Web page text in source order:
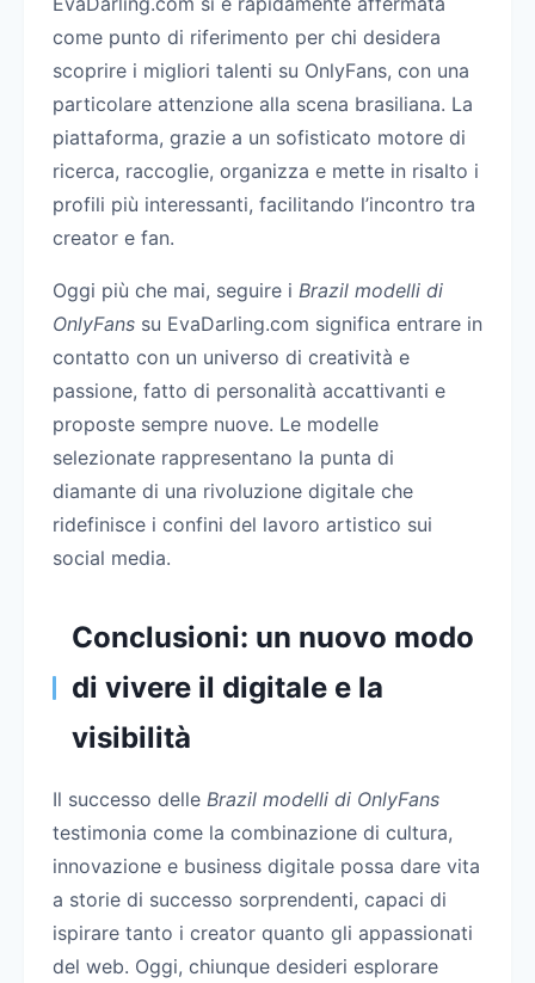
come punto di riferimento per chi desidera
scoprire i migliori talenti su OnlyFans, con una
particolare attenzione alla scena brasiliana. La
piattaforma, grazie a un sofisticato motore di
ricerca, raccoglie, organizza e mette in risalto i
profili più interessanti, facilitando l’incontro tra
creator e fan.
Oggi più che mai, seguire i Brazil modelli di
OnlyFans su EvaDarling.com significa entrare in
contatto con un universo di creatività e
passione, fatto di personalità accattivanti e
proposte sempre nuove. Le modelle
selezionate rappresentano la punta di
diamante di una rivoluzione digitale che
ridefinisce i confini del lavoro artistico sui
social media.
Conclusioni: un nuovo modo
di vivere il digitale e la
visibilità
Il successo delle Brazil modelli di OnlyFans
testimonia come la combinazione di cultura,
innovazione e business digitale possa dare vita
a storie di successo sorprendenti, capaci di
ispirare tanto i creator quanto gli appassionati
del web. Oggi, chiunque desideri esplorare